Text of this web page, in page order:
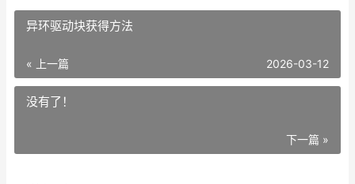
异环驱动块获得方法
« 上一篇 2026-03-12
没有了！
下一篇 »